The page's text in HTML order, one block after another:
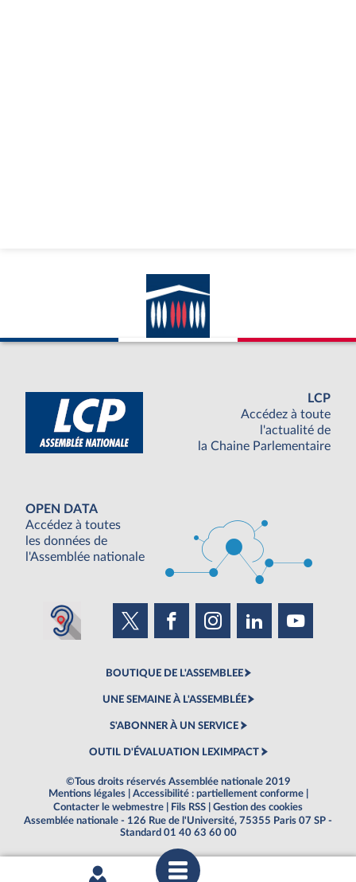
LCP
Accédez à toute
l'actualité de
la Chaine Parlementaire
OPEN DATA
Accédez à toutes
les données de
l'Assemblée nationale
BOUTIQUE DE L'ASSEMBLEE
UNE SEMAINE À L'ASSEMBLÉE
S'ABONNER À UN SERVICE
OUTIL D'ÉVALUATION LEXIMPACT
©Tous droits réservés Assemblée nationale 2019
Mentions légales
Accessibilité : partiellement conforme
Contacter le webmestre
Fils RSS
Gestion des cookies
Assemblée nationale - 126 Rue de l'Université, 75355 Paris 07 SP -
Standard 01 40 63 60 00